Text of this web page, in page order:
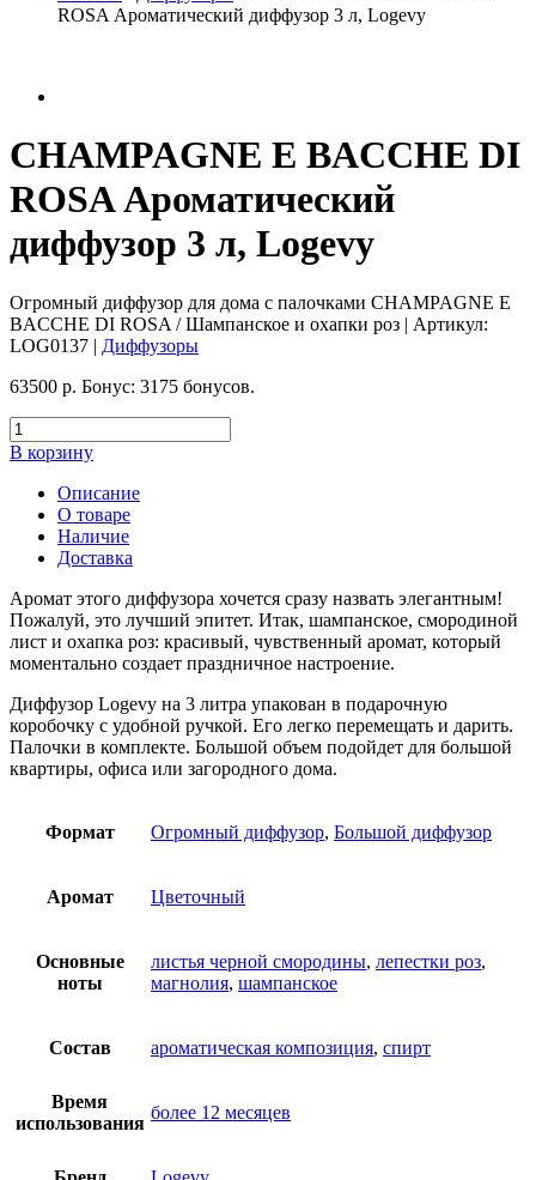
ROSA Ароматический диффузор 3 л, Logevy
CHAMPAGNE E BACCHE DI
ROSA Ароматический
диффузор 3 л, Logevy
Огромный диффузор для дома с палочками CHAMPAGNE E
BACCHE DI ROSA / Шампанское и охапки роз | Артикул:
LOG0137 | Диффузоры
63500 р. Бонус: 3175 бонусов.
В корзину
Описание
О товаре
Наличие
Доставка
Аромат этого диффузора хочется сразу назвать элегантным!
Пожалуй, это лучший эпитет. Итак, шампанское, смородиной
лист и охапка роз: красивый, чувственный аромат, который
моментально создает праздничное настроение.
Диффузор Logevy на 3 литра упакован в подарочную
коробочку с удобной ручкой. Его легко перемещать и дарить.
Палочки в комплекте. Большой объем подойдет для большой
квартиры, офиса или загородного дома.
Формат Огромный диффузор, Большой диффузор
Аромат Цветочный
Основные
ноты
листья черной смородины, лепестки роз,
магнолия, шампанское
Состав ароматическая композиция, спирт
Время
использования
более 12 месяцев